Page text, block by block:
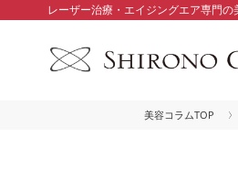
レーザー治療・エイジングエア専門
美容コラムTOP